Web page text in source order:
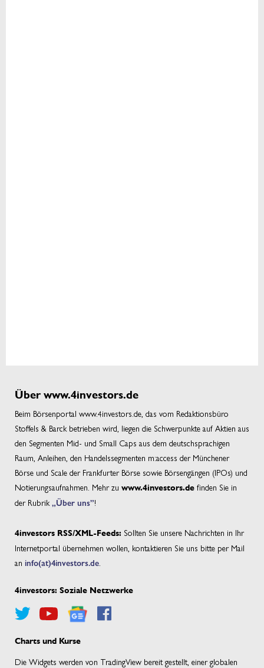
Über www.4investors.de
Beim Börsenportal www.4investors.de, das vom Redaktionsbüro
Stoffels & Barck betrieben wird, liegen die Schwerpunkte auf Aktien aus
den Segmenten Mid- und Small Caps aus dem deutschsprachigen
Raum, Anleihen, den Handelssegmenten m:access der Münchener
Börse und Scale der Frankfurter Börse sowie Börsengängen (IPOs) und
Notierungsaufnahmen. Mehr zu www.4investors.de finden Sie in
der Rubrik „Über uns”!
4investors RSS/XML-Feeds: Sollten Sie unsere Nachrichten in Ihr
Internetportal übernehmen wollen, kontaktieren Sie uns bitte per Mail
an info(at)4investors.de
4investors: Soziale Netzwerke
Charts und Kurse
Die Widgets werden von TradingView bereit gestellt, einer globalen